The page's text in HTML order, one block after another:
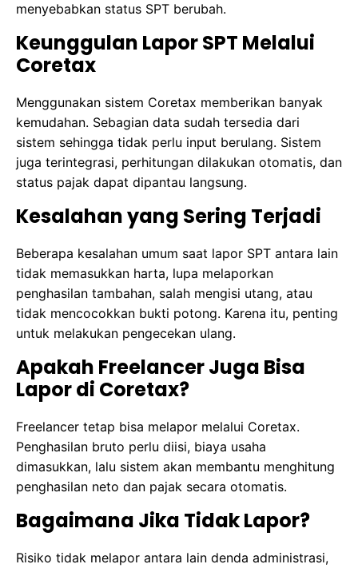
menyebabkan status SPT berubah.
Keunggulan Lapor SPT Melalui
Coretax
Menggunakan sistem Coretax memberikan banyak
kemudahan. Sebagian data sudah tersedia dari
sistem sehingga tidak perlu input berulang. Sistem
juga terintegrasi, perhitungan dilakukan otomatis, dan
status pajak dapat dipantau langsung.
Kesalahan yang Sering Terjadi
Beberapa kesalahan umum saat lapor SPT antara lain
tidak memasukkan harta, lupa melaporkan
penghasilan tambahan, salah mengisi utang, atau
tidak mencocokkan bukti potong. Karena itu, penting
untuk melakukan pengecekan ulang.
Apakah Freelancer Juga Bisa
Lapor di Coretax?
Freelancer tetap bisa melapor melalui Coretax.
Penghasilan bruto perlu diisi, biaya usaha
dimasukkan, lalu sistem akan membantu menghitung
penghasilan neto dan pajak secara otomatis.
Bagaimana Jika Tidak Lapor?
Risiko tidak melapor antara lain denda administrasi,